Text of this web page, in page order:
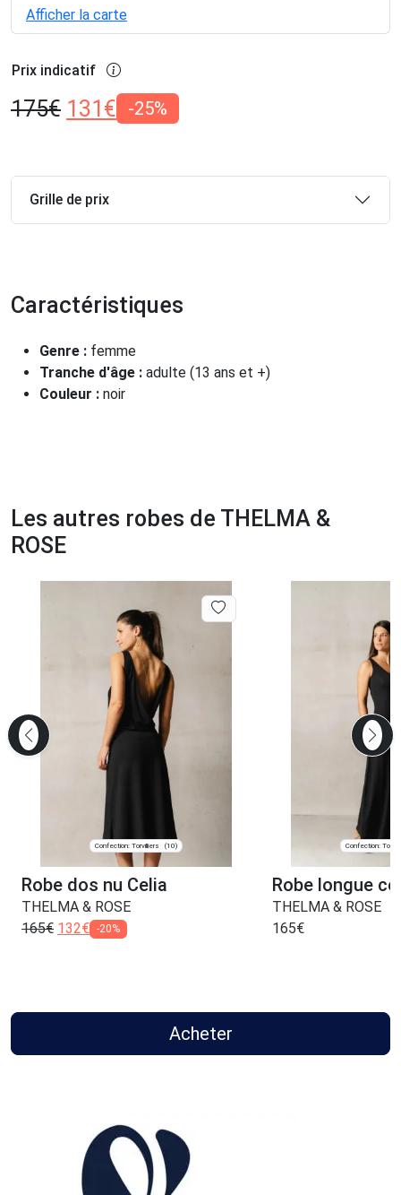
Afficher la carte
Prix indicatif
175€ 131 € -25%
Grille de prix
Caractéristiques
Genre : femme
Tranche d'âge : adulte (13 ans et +)
Couleur : noir
Les autres robes de THELMA &
ROSE
Confection: Torvilliers (10)
Robe dos nu Celia
THELMA & ROSE
165€ 132€ -20%
Confection:
Robe longue
THELMA & ROSE
165€
Acheter